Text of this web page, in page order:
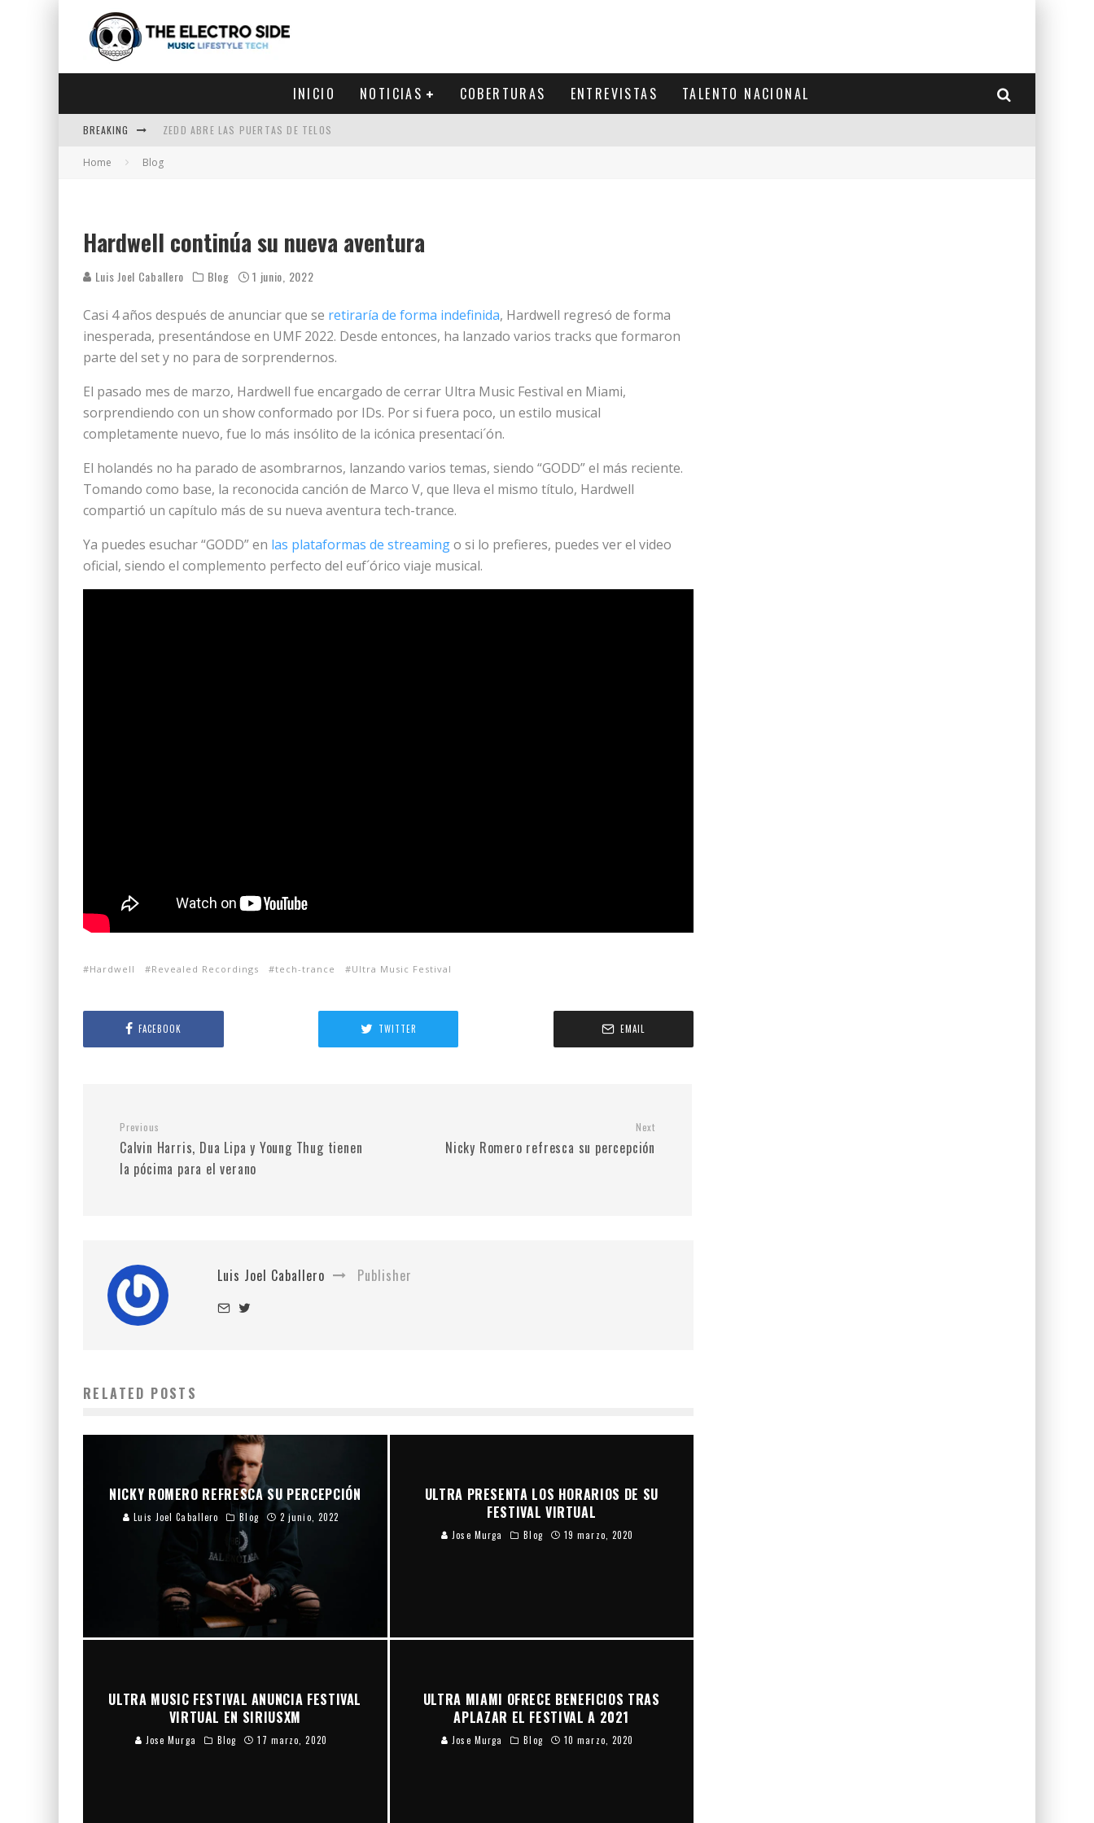
INICIO NOTICIAS COBERTURAS ENTREVISTAS TALENTO NACIONAL
BREAKING ZEDD ABRE LAS PUERTAS DE TELOS
ZEDD IN THE PARK VUELVE A LA
Home Blog
Hardwell continúa su nueva aventura
Luis Joel Caballero Blog 1 junio, 2022
Casi 4 años después de anunciar que se retiraría de forma indefinida, Hardwell regresó de forma
inesperada, presentándose en UMF 2022. Desde entonces, ha lanzado varios tracks que formaron
parte del set y no para de sorprendernos.
El pasado mes de marzo, Hardwell fue encargado de cerrar Ultra Music Festival en Miami,
sorprendiendo con un show conformado por IDs. Por si fuera poco, un estilo musical
completamente nuevo, fue lo más insólito de la icónica presentaci´ón.
El holandés no ha parado de asombrarnos, lanzando varios temas, siendo “GODD” el más reciente.
Tomando como base, la reconocida canción de Marco V, que lleva el mismo título, Hardwell
compartió un capítulo más de su nueva aventura tech-trance.
Ya puedes esuchar “GODD” en las plataformas de streamingo si lo prefieres, puedes ver el video
oficial, siendo el complemento perfecto del euf´órico viaje musical.
Hardwell Revealed Recordings tech-trance Ultra Music Festival
FACEBOOK TWITTER EMAIL
Previous
Calvin Harris, Dua Lipa y Young Thug tienen
la pócima para el verano
Next
Nicky Romero refresca su percepción
Luis Joel Caballero Publisher
RELATED POSTS
NICKY ROMERO REFRESCA SU PERCEPCIÓN
Luis Joel Caballero Blog 2 junio, 2022
ULTRA PRESENTA LOS HORARIOS DE SU
FESTIVAL VIRTUAL
Jose Murga Blog 19 marzo, 2020
ULTRA MUSIC FESTIVAL ANUNCIA FESTIVAL
VIRTUAL EN SIRIUSXM
Jose Murga Blog 17 marzo, 2020
ULTRA MIAMI OFRECE BENEFICIOS TRAS
APLAZAR EL FESTIVAL A 2021
Jose Murga Blog 10 marzo, 2020